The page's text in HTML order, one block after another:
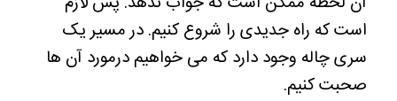
است که راه جدیدی را شروع کنیم. در مسیر یک
سری چاله وجود دارد که می خواهیم درمورد آن ها
صحبت کنیم.